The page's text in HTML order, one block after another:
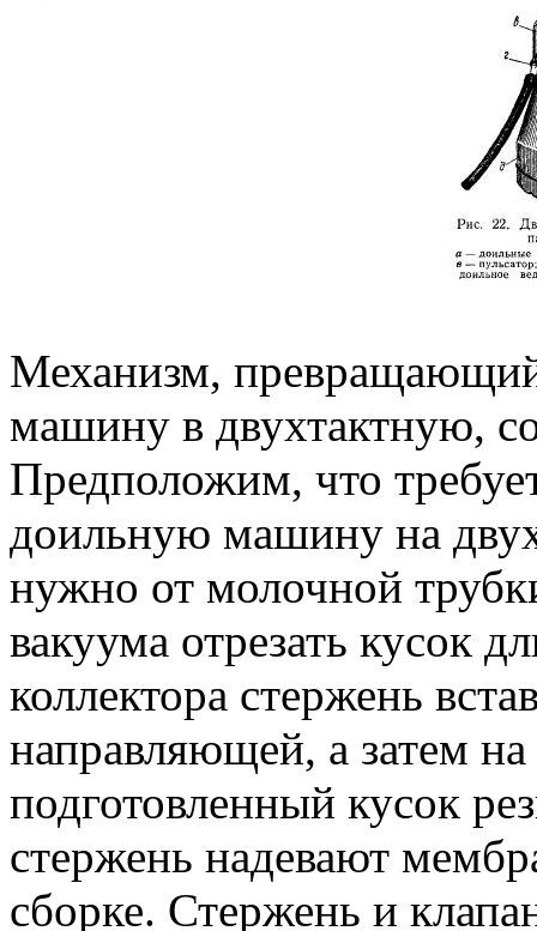
Механизм,
машину в двухтактную,
Предположим, что
доильную машину на
нужно от молочной
вакуума отрезать кусок
коллектора стержень
направляющей, а затем
подготовленный кусок
стержень надевают
сборке. Стержень и